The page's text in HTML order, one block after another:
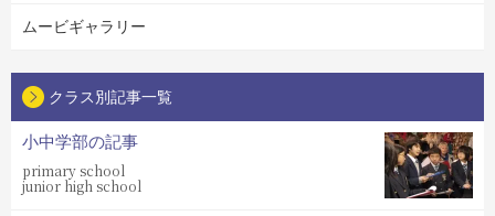
ムービギャラリー
クラス別記事一覧
小中学部の記事
primary school
junior high school